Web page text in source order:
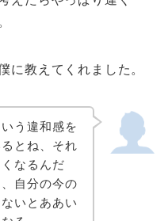
に教えてくれました。
う違和感を
とね、それ
なるんだ
自分の今の
いとああい